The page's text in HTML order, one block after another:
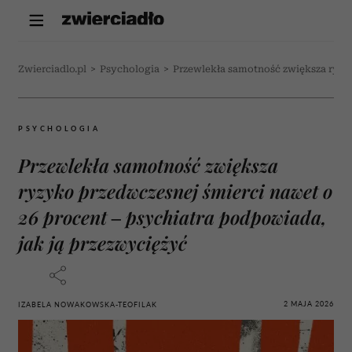
Zwierciadlo.pl > Psychologia > Przewlekła samotność zwiększa
PSYCHOLOGIA
Przewlekła samotność zwiększa
ryzyko przedwczesnej śmierci nawet o
26 procent – psychiatra podpowiada,
jak ją przezwyciężyć
IZABELA NOWAKOWSKA-TEOFILAK 2 MAJA 2026